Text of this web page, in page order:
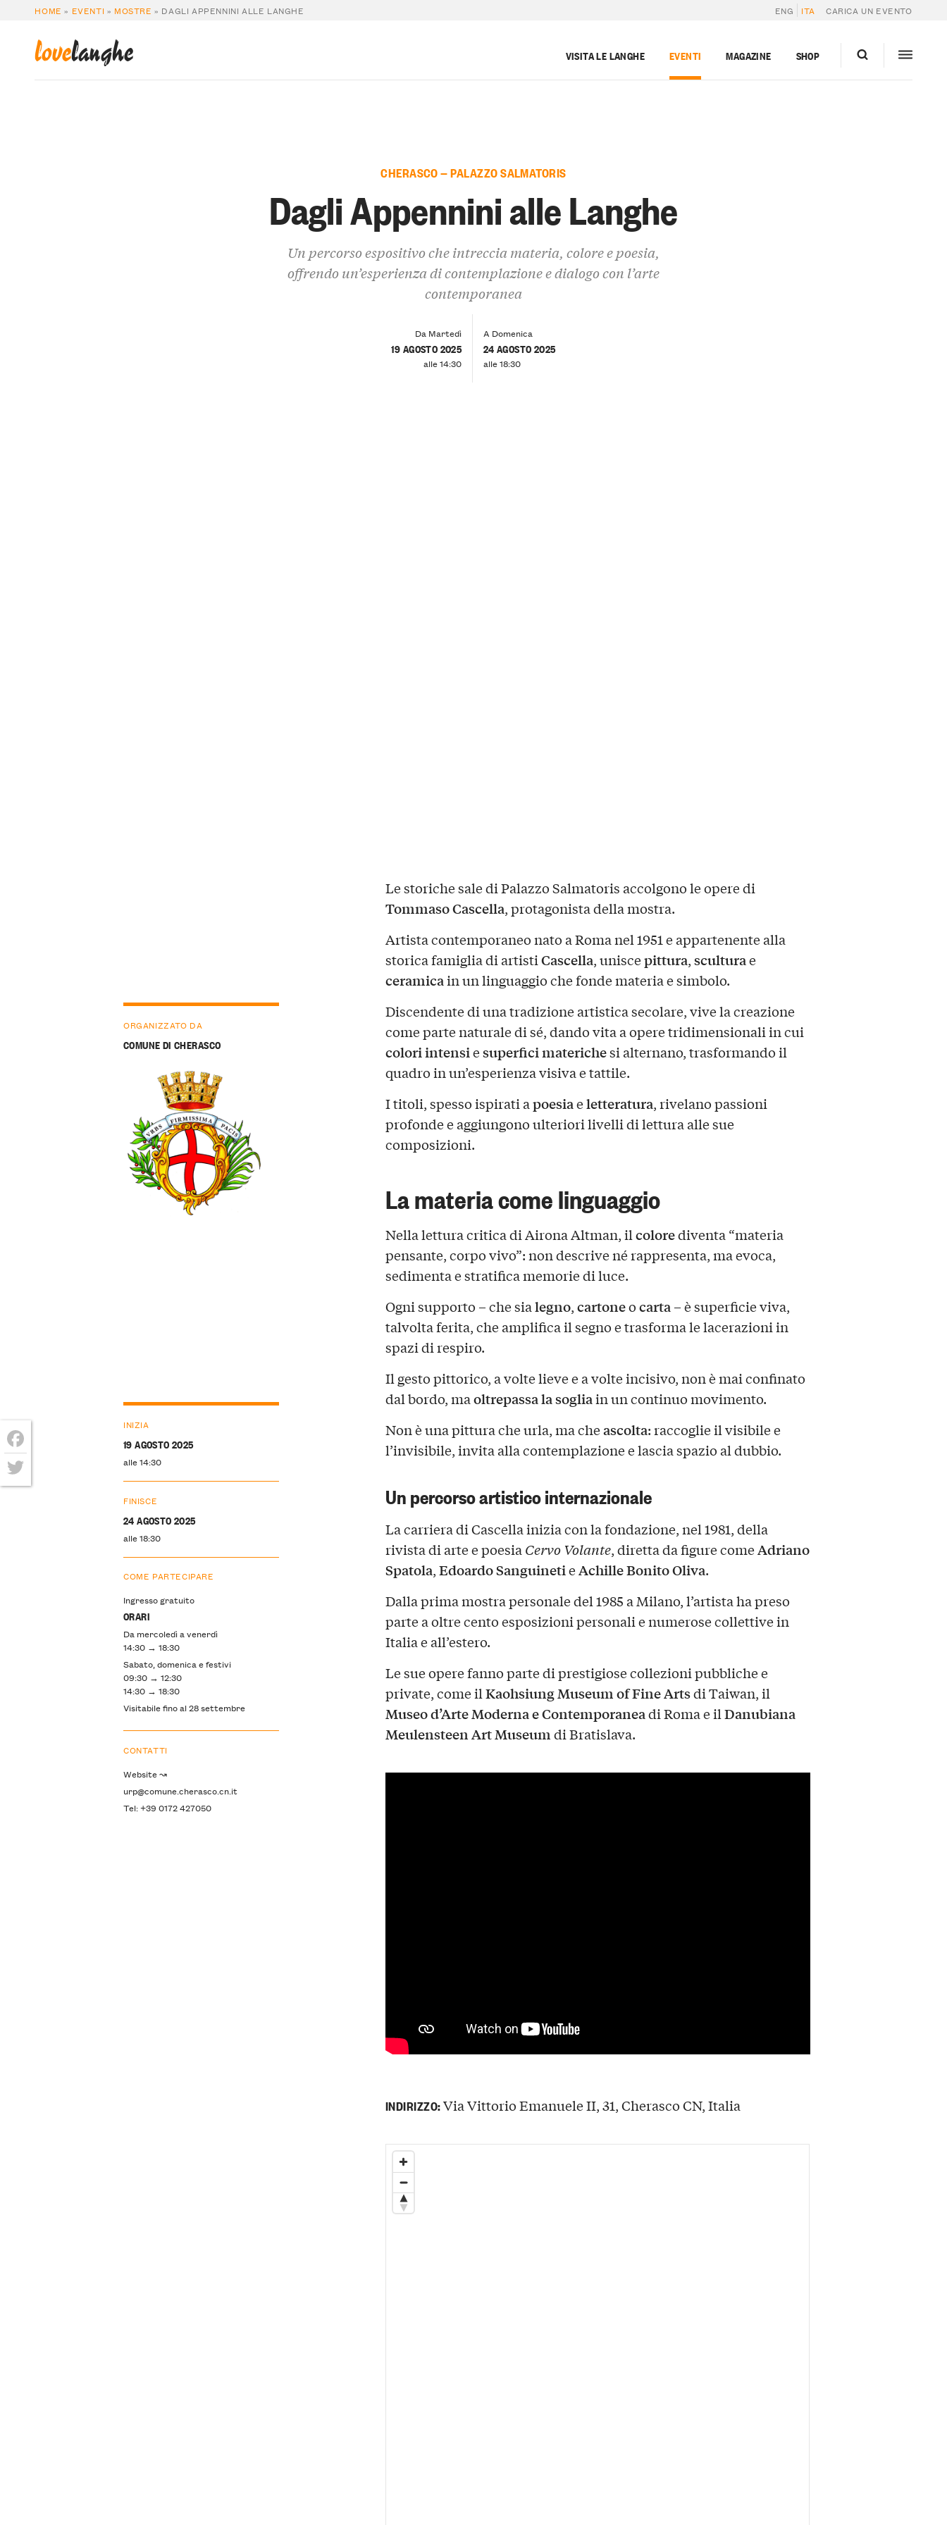
HOME » EVENTI » MOSTRE » DAGLI APPENNINI ALLE LANGHE ENG ITA CARICA UN EVENTO
lovelanghe VISITA LE LANGHE EVENTI MAGAZINE SHOP
CHERASCO — PALAZZO SALMATORIS
Dagli Appennini alle Langhe
Un percorso espositivo che intreccia materia, colore e poesia,
offrendo un’esperienza di contemplazione e dialogo con l’arte
contemporanea
Da Martedì
19 AGOSTO 2025
alle 14:30
A Domenica
24 AGOSTO 2025
alle 18:30
Le storiche sale di Palazzo Salmatoris accolgono le opere di
Tommaso Cascella, protagonista della mostra.
Artista contemporaneo nato a Roma nel 1951 e appartenente alla
storica famiglia di artistiCascella, uniscepittura,sculturae
ceramicain un linguaggio che fonde materia e simbolo.
Discendente di una tradizione artistica secolare, vive la creazione
come parte naturale di sé, dando vita a opere tridimensionali in cui
colori intensiesuperfici materichesi alternano, trasformando il
quadro in un’esperienza visiva e tattile.
I titoli, spesso ispirati apoesiaeletteratura, rivelano passioni
profonde e aggiungono ulteriori livelli di lettura alle sue
composizioni.
La materia come linguaggio
Nella lettura critica di Airona Altman, ilcolorediventa “materia
pensante, corpo vivo”: non descrive né rappresenta, ma evoca,
sedimenta e stratifica memorie di luce.
Ogni supporto – che sialegno,cartoneocarta– è superficie viva,
talvolta ferita, che amplifica il segno e trasforma le lacerazioni in
spazi di respiro.
Il gesto pittorico, a volte lieve e a volte incisivo, non è mai confinato
dal bordo, maoltrepassa la sogliain un continuo movimento.
Non è una pittura che urla, ma cheascolta: raccoglie il visibile e
l’invisibile, invita alla contemplazione e lascia spazio al dubbio.
Un percorso artistico internazionale
La carriera di Cascella inizia con la fondazione, nel 1981, della
rivista di arte e poesiaCervo Volante, diretta da figure comeAdriano
Spatola,Edoardo SanguinetieAchille Bonito Oliva.
Dalla prima mostra personale del 1985 a Milano, l’artista ha preso
parte a oltre cento esposizioni personali e numerose collettive in
Italia e all’estero.
Le sue opere fanno parte di prestigiose collezioni pubbliche e
private, come ilKaohsiung Museum of Fine Artsdi Taiwan, il
Museo d’Arte Moderna e Contemporaneadi Roma e ilDanubiana
Meulensteen Art Museumdi Bratislava.
ORGANIZZATO DA
COMUNE DI CHERASCO
INIZIA
19 AGOSTO 2025
alle 14:30
FINISCE
24 AGOSTO 2025
alle 18:30
COME PARTECIPARE
Ingresso gratuito
ORARI
Da mercoledì a venerdì
14:30 → 18:30
Sabato, domenica e festivi
09:30 → 12:30
14:30 → 18:30
Visitabile fino al 28 settembre
CONTATTI
Website ↝
urp@comune.cherasco.cn.it
Tel: +39 0172 427050
INDIRIZZO:Via Vittorio Emanuele II, 31, Cherasco CN, Italia
Facebook
Twitter